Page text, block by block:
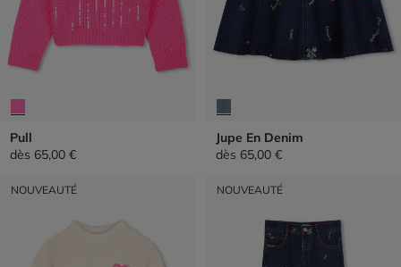
Pull
dès 65,00 €
Jupe En Denim
dès 65,00 €
NOUVEAUTÉ NOUVEAUTÉ